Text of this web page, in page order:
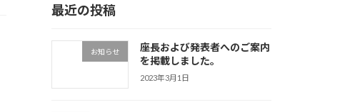
最近の投稿
お知らせ
座長および発表者へのご案内
を掲載しました。
2023年3月1日